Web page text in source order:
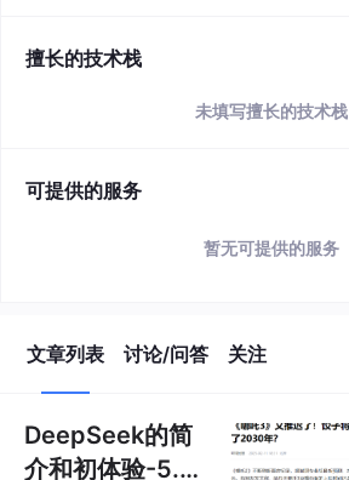
擅长的技术栈
未填写擅长的技术栈
可提供的服务
暂无可提供的服务
文章列表 讨论/问答 关注
DeepSeek的简
介和初体验-5.利